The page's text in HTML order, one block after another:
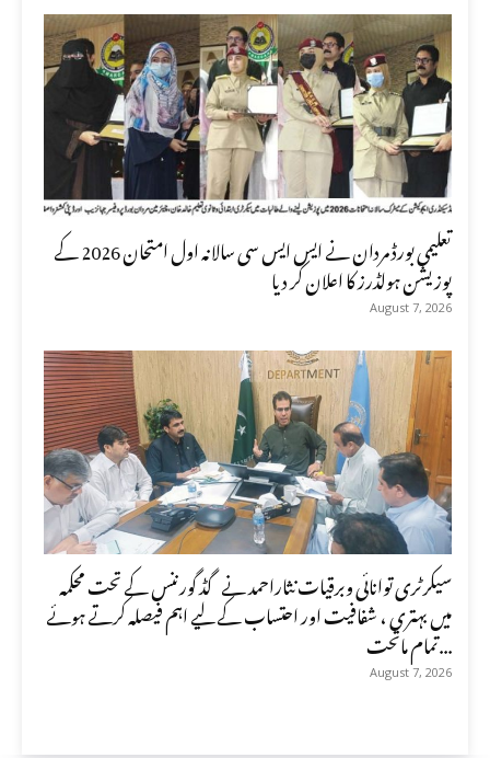
تعلیمی بورڈ مردان نے ایس ایس سی سالانہ اول امتحان 2026 کے
پوزیشن ہولڈرز کا اعلان کر دیا
August 7, 2026
سیکرٹری توانائی وبرقیات نثاراحمد نے گڈ گورننس کے تحت محکمہ
میں بہتری ، شفافیت اور احتساب کے لیے اہم فیصلہ کرتے ہوئے
تمام ماتحت...
August 7, 2026